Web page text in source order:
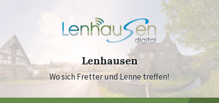
Lenhausen
Wo sich Fretter und Lenne treffen!